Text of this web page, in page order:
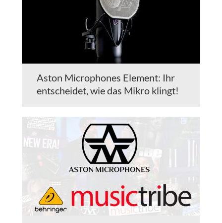
Aston Microphones Element: Ihr
entscheidet, wie das Mikro klingt!